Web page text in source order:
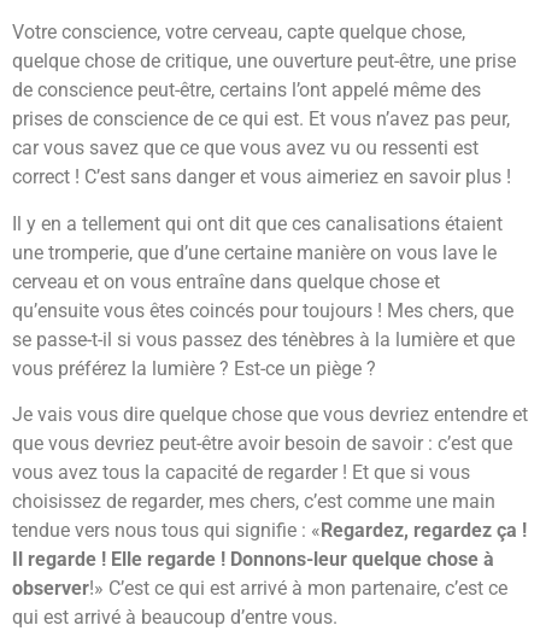
Votre conscience, votre cerveau, capte quelque chose,
quelque chose de critique, une ouverture peut-être, une prise
de conscience peut-être, certains l’ont appelé même des
prises de conscience de ce qui est. Et vous n’avez pas peur,
car vous savez que ce que vous avez vu ou ressenti est
correct ! C’est sans danger et vous aimeriez en savoir plus !
Il y en a tellement qui ont dit que ces canalisations étaient
une tromperie, que d’une certaine manière on vous lave le
cerveau et on vous entraîne dans quelque chose et
qu’ensuite vous êtes coincés pour toujours ! Mes chers, que
se passe-t-il si vous passez des ténèbres à la lumière et que
vous préférez la lumière ? Est-ce un piège ?
Je vais vous dire quelque chose que vous devriez entendre et
que vous devriez peut-être avoir besoin de savoir : c’est que
vous avez tous la capacité de regarder ! Et que si vous
choisissez de regarder, mes chers, c’est comme une main
tendue vers nous tous qui signifie : «Regardez, regardez ça !
Il regarde ! Elle regarde ! Donnons-leur quelque chose à
observer!» C’est ce qui est arrivé à mon partenaire, c’est ce
qui est arrivé à beaucoup d’entre vous.